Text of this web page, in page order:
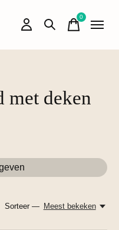
0items
met deken
Sorteer — Meest bekeken